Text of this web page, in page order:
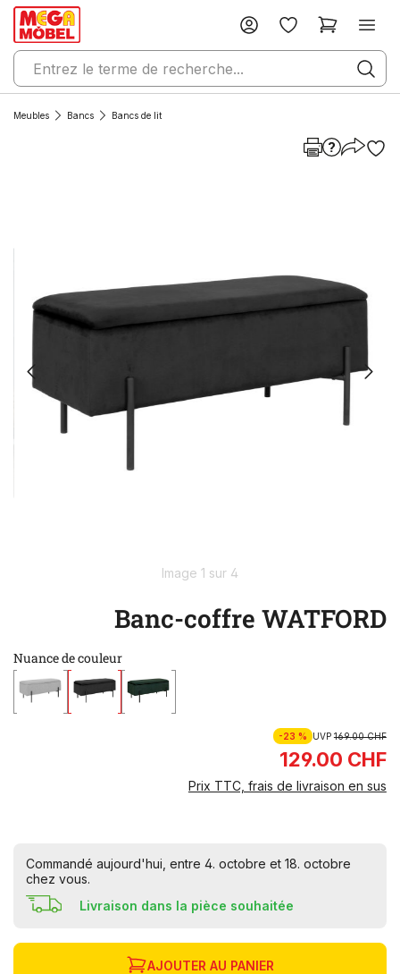
Meubles Bancs Bancs de lit
Image 1 sur 4
Banc-coffre WATFORD
Nuance de couleur
-23 % UVP169.00 CHF
129.00 CHF
Prix TTC, frais de livraison en sus
Commandé aujourd'hui, entre 4. octobre et 18. octobre
chez vous.
Livraison dans la pièce souhaitée
AJOUTER AU PANIER